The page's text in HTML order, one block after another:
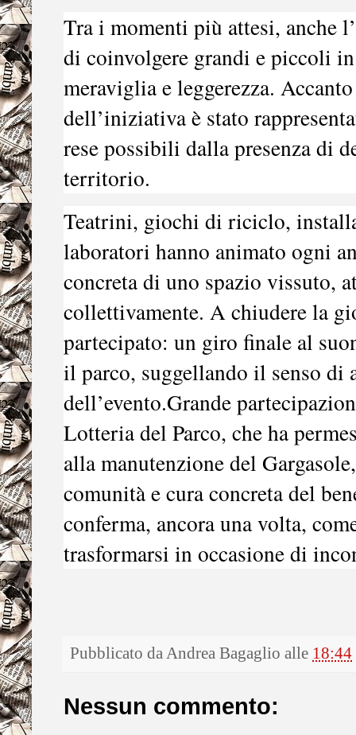
Tra i momenti più attesi, anche
di coinvolgere grandi e piccoli
meraviglia e leggerezza.
dell’iniziativa è stato
rese possibili dalla presenza di
territorio.
Teatrini, giochi di riciclo,
laboratori hanno animato ogni
concreta di uno spazio vissuto,
collettivamente. A chiudere la
partecipato: un giro finale al
il parco, suggellando il senso di
dell’evento.Grande
Lotteria del Parco, che ha
alla manutenzione del
comunità e cura concreta del
conferma, ancora una volta,
trasformarsi in occasione di
Pubblicato daAndrea Bagaglio alle 18:44
Nessun commento: